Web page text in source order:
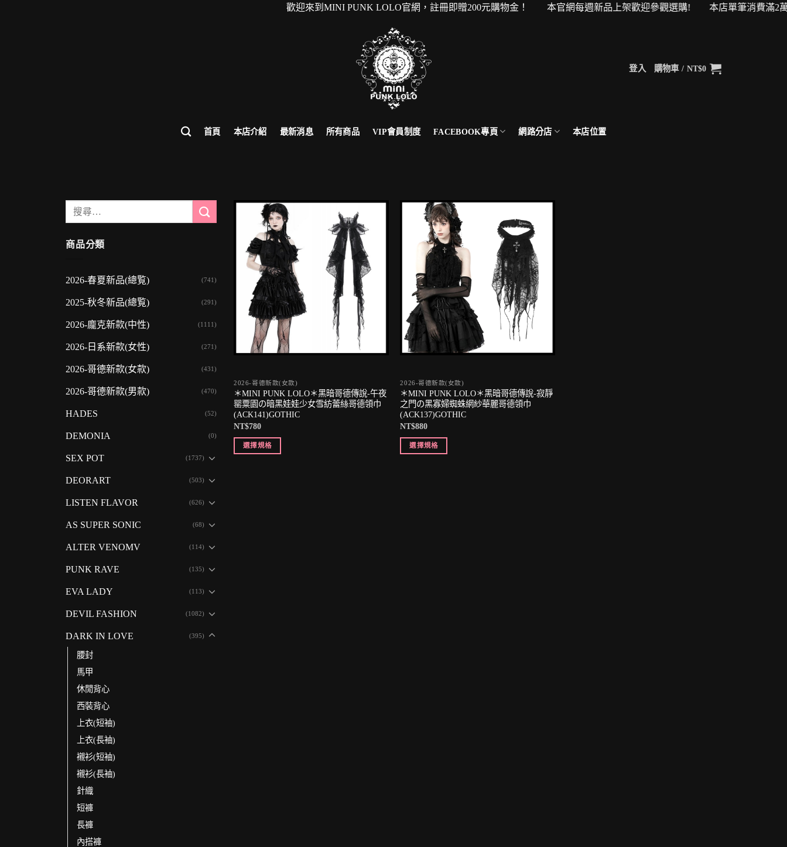
歡迎來到MINI PUNK LOLO官網，註冊即贈200元購物金！ 本官網每週新品上架歡迎參觀選購! 本店單筆消費滿2萬
登入 購物車 / NT$0
首頁 本店介紹 最新消息 所有商品 VIP會員制度 FACEBOOK專頁 網路分店 本店位置
鍵
商品分類
2026-春夏新品(總覧) (741)
2025-秋冬新品(總覧) (291)
2026-龐克新款(中性) (1111)
2026-日系新款(女性) (271)
2026-哥德新款(女款) (431)
2026-哥德新款(男款) (470)
HADES (52)
DEMONIA (0)
SEX POT (1737)
DEORART (503)
LISTEN FLAVOR (626)
AS SUPER SONIC (68)
ALTER VENOMV (114)
PUNK RAVE (135)
EVA LADY (113)
DEVIL FASHION (1082)
DARK IN LOVE (395)
腰封
馬甲
休閒背心
西裝背心
上衣(短袖)
上衣(長袖)
襯衫(短袖)
襯衫(長袖)
針織
短褲
長褲
內搭褲
2026-哥德新款(女款)
＊MINI PUNK LOLO＊黑暗哥德傳說-午夜
罂粟園の暗黑娃娃少女雪紡蕾絲哥德領巾
(ACK141)GOTHIC
NT$780
選擇規格
2026-哥德新款(女款)
＊MINI PUNK LOLO＊黑暗哥德傳說-寂靜
之門の黑寡婦蜘蛛網紗華麗哥德領巾
(ACK137)GOTHIC
NT$880
選擇規格